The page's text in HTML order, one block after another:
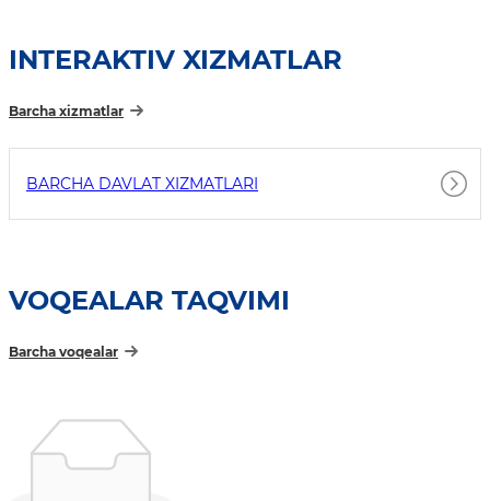
INTERAKTIV XIZMATLAR
Barcha xizmatlar
BARCHA DAVLAT XIZMATLARI
VOQEALAR TAQVIMI
Barcha voqealar